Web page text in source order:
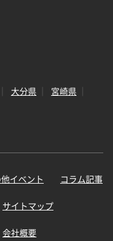
大分県
宮崎県
イベント コラム記事
サイトマップ
会社概要